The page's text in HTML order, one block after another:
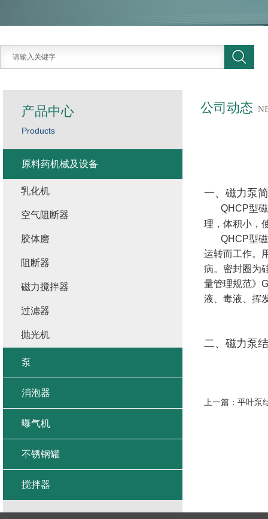
公司动态
一、磁力泵
QHCP型
理，体积小，
QHCP型
运转而工作。
病。密封圈为
量管理规范》
液、毒液、挥
二、磁力泵
上一篇： 平叶泵
产品中心
Products
原料药机械及设备
乳化机
空气阻断器
胶体磨
阻断器
磁力搅拌器
过滤器
抛光机
泵
消泡器
曝气机
不锈钢罐
搅拌器